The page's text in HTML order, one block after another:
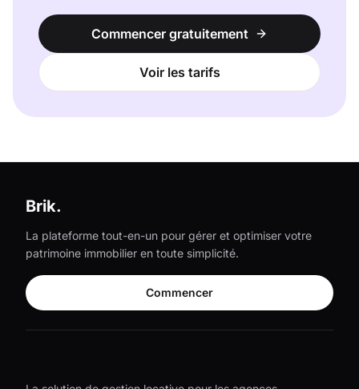
Commencer gratuitement
Voir les tarifs
Brik.
La plateforme tout-en-un pour gérer et optimiser votre
patrimoine immobilier en toute simplicité.
Commencer